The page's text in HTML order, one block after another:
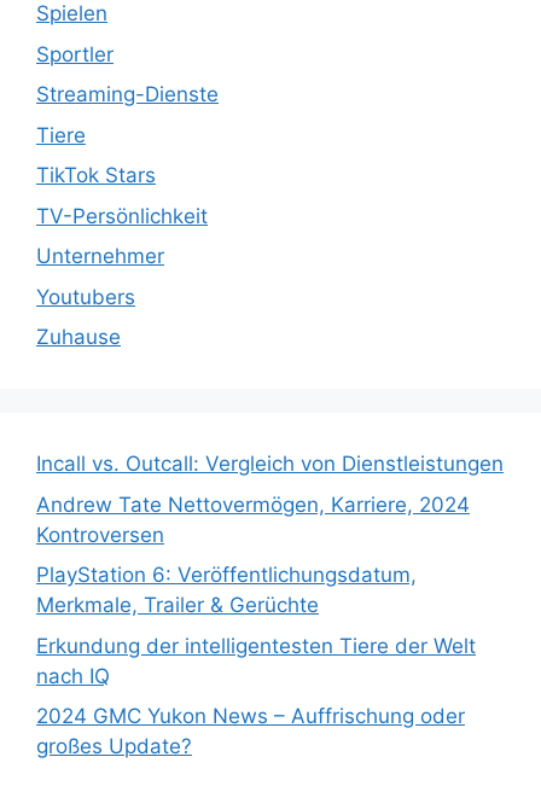
Spielen
Sportler
Streaming-Dienste
Tiere
TikTok Stars
TV-Persönlichkeit
Unternehmer
Youtubers
Zuhause
Incall vs. Outcall: Vergleich von Dienstleistungen
Andrew Tate Nettovermögen, Karriere, 2024
Kontroversen
PlayStation 6: Veröffentlichungsdatum,
Merkmale, Trailer & Gerüchte
Erkundung der intelligentesten Tiere der Welt
nach IQ
2024 GMC Yukon News – Auffrischung oder
großes Update?